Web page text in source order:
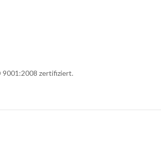
9001:2008 zertifiziert.